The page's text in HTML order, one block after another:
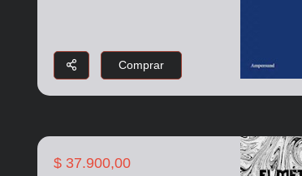
Comprar
$ 37.900,00